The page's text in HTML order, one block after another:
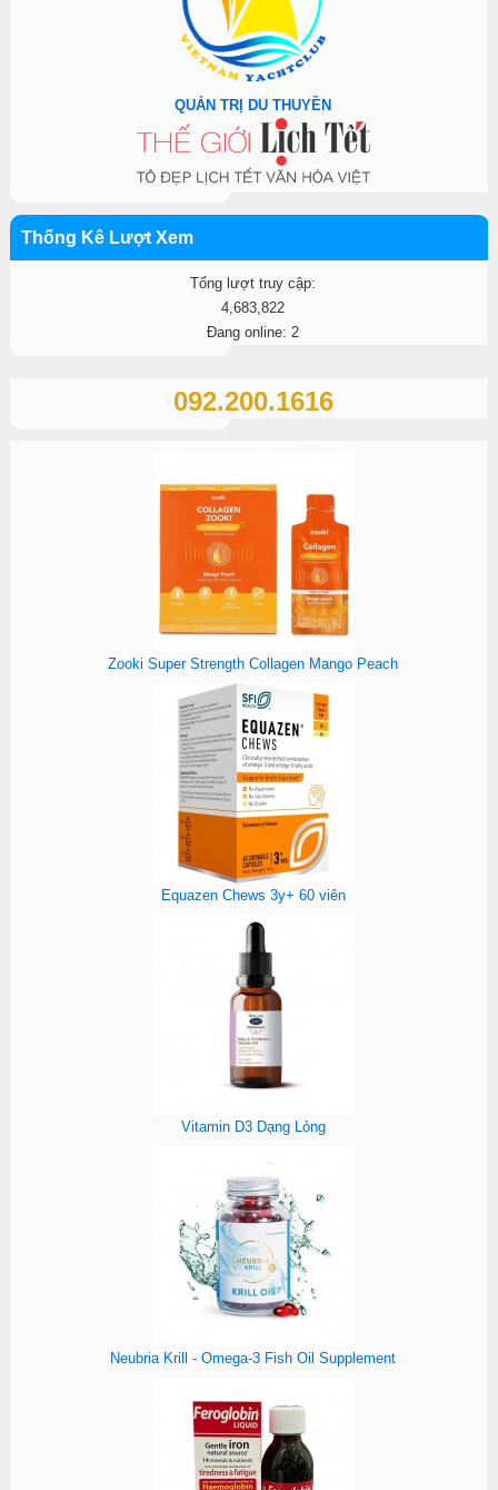
QUẢN TRỊ DU THUYỀN
Thống Kê Lượt Xem
Tổng lượt truy cập:
4,683,822
Đang online: 2
092.200.1616
Zooki Super Strength Collagen Mango Peach
Equazen Chews 3y+ 60 viên
Vitamin D3 Dạng Lỏng
Neubria Krill - Omega-3 Fish Oil Supplement